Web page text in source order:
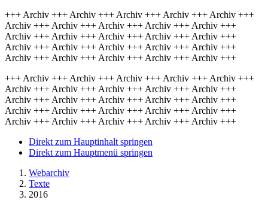
+++ Archiv +++ Archiv +++ Archiv +++ Archiv +++ Archiv +++
Archiv +++ Archiv +++ Archiv +++ Archiv +++ Archiv +++
Archiv +++ Archiv +++ Archiv +++ Archiv +++ Archiv +++
Archiv +++ Archiv +++ Archiv +++ Archiv +++ Archiv +++
Archiv +++ Archiv +++ Archiv +++ Archiv +++ Archiv +++
+++ Archiv +++ Archiv +++ Archiv +++ Archiv +++ Archiv +++
Archiv +++ Archiv +++ Archiv +++ Archiv +++ Archiv +++
Archiv +++ Archiv +++ Archiv +++ Archiv +++ Archiv +++
Archiv +++ Archiv +++ Archiv +++ Archiv +++ Archiv +++
Archiv +++ Archiv +++ Archiv +++ Archiv +++ Archiv +++
Direkt zum Hauptinhalt springen
Direkt zum Hauptmenü springen
Webarchiv
Texte
2016